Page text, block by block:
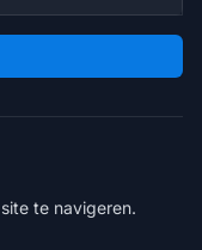
te navigeren.